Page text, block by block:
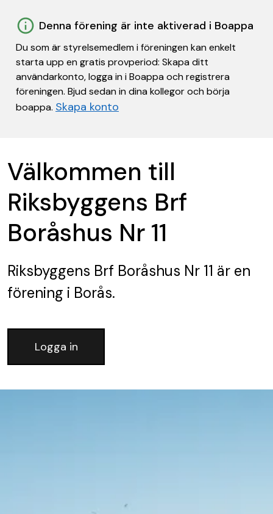
Denna förening är inte aktiverad i Boappa
Du som är styrelsemedlem i föreningen kan enkelt
starta upp en gratis provperiod: Skapa ditt
användarkonto, logga in i Boappa och registrera
föreningen. Bjud sedan in dina kollegor och börja
boappa. Skapa konto
Välkommen till
Riksbyggens Brf
Boråshus Nr 11
Riksbyggens Brf Boråshus Nr 11 är en
förening i Borås.
Logga in